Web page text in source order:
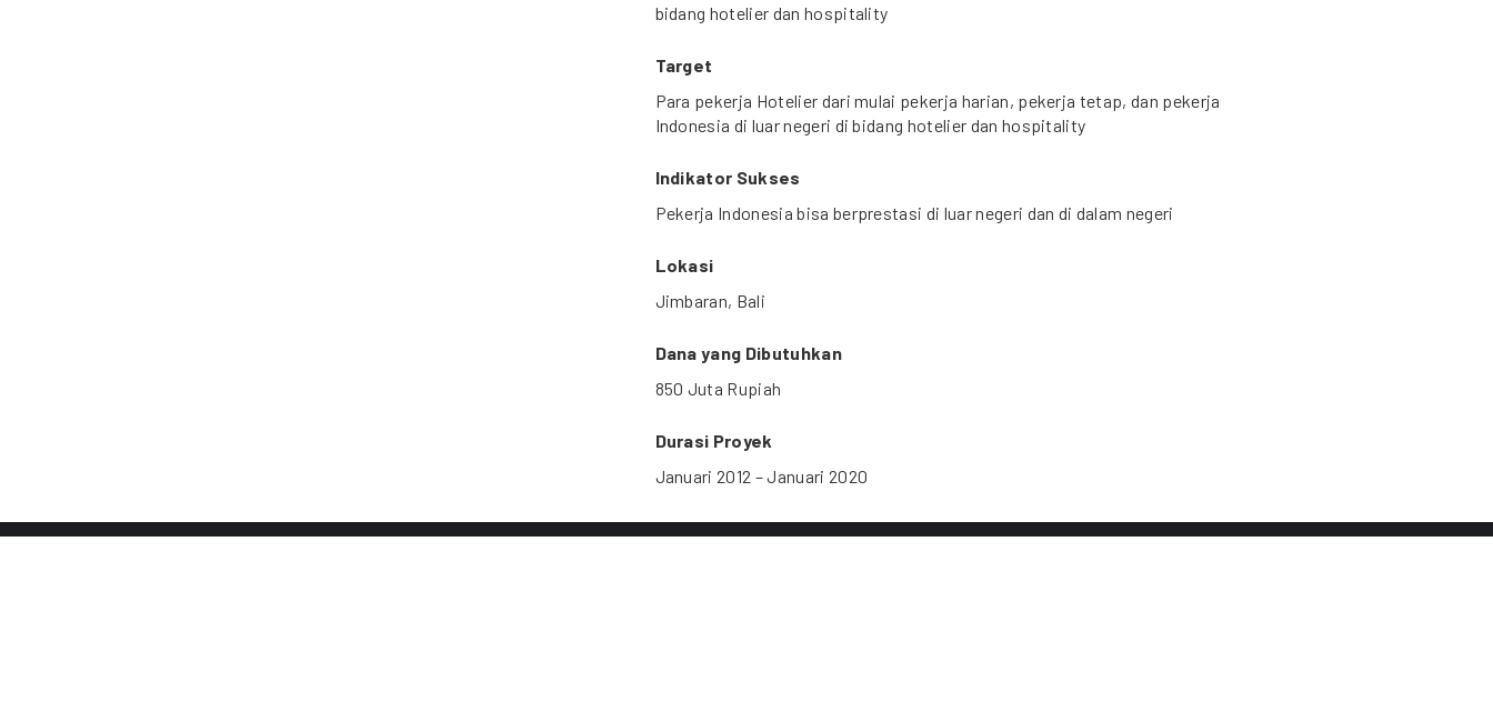
bidang hotelier dan hospitality
Target
Para pekerja Hotelier dari mulai pekerja harian, pekerja tetap, dan pekerja
Indonesia di luar negeri di bidang hotelier dan hospitality
Indikator Sukses
Pekerja Indonesia bisa berprestasi di luar negeri dan di dalam negeri
Lokasi
Jimbaran, Bali
Dana yang Dibutuhkan
850 Juta Rupiah
Durasi Proyek
Januari 2012 – Januari 2020